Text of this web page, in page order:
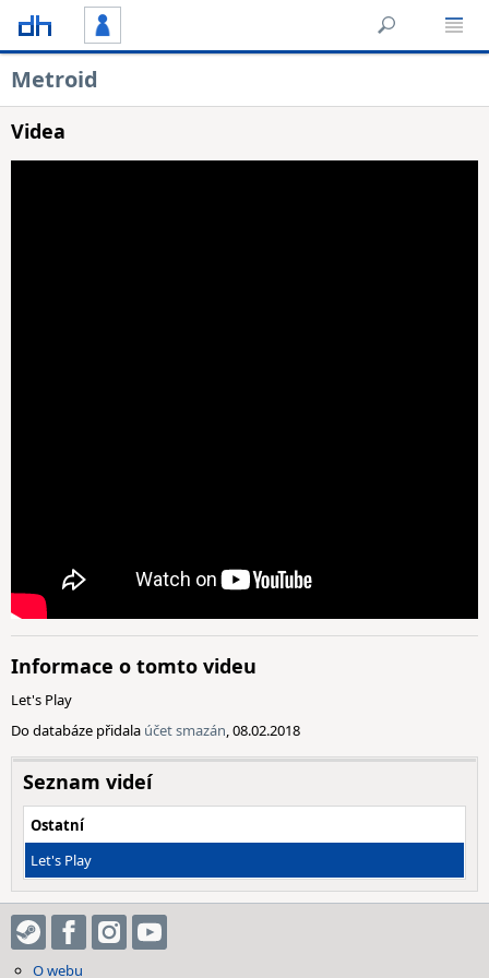
Metroid
Videa
Informace o tomto videu
Let's Play
Do databáze přidala účet smazán, 08.02.2018
Seznam videí
Ostatní
Let's Play
O webu